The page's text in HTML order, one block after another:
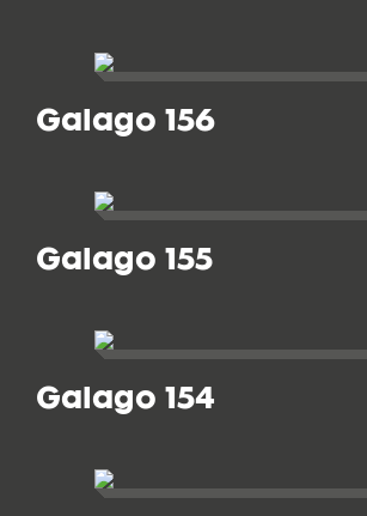
Galago 156
Galago 155
Galago 154